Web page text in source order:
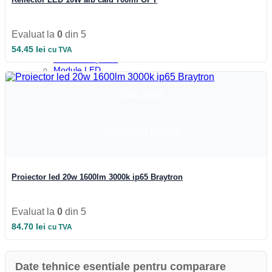
Iluminat Industrial
Iluminat stradal
Iluminat Industrial
Module LED
Automatizari si Smart
Evaluat la 0 din 5
54.45 lei cu TVA
Proiector led 20w 1600lm 3000k ip65 Braytron
Evaluat la 0 din 5
84.70 lei cu TVA
Date tehnice esentiale pentru comparare